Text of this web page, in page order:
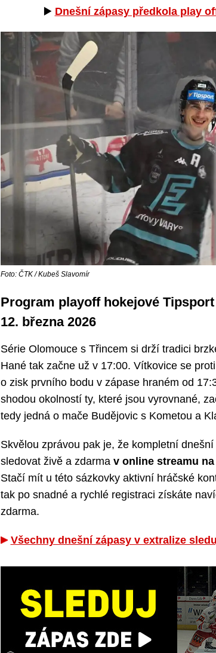
▶️ Dnešní zápasy předkola play
Foto: ČTK / Kubeš Slavomír
Program playoff hokejové
12. března 2026
Série Olomouce s Třincem si drží tradici
Hané tak začne už v 17:00. Vítkovice se
o zisk prvního bodu v zápase hraném od
shodou okolností ty, které jsou vyrovnané,
tedy jedná o mače Budějovic s Kometou a
Skvělou zprávou pak je, že kompletní
sledovat živě a zdarma v online streamu
Stačí mít u této sázkovky aktivní hráčské
tak po snadné a rychlé registraci získáte
zdarma.
Všechny dnešní zápasy v extralize